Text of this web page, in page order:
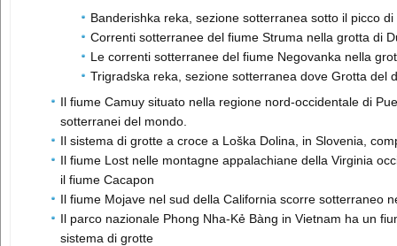
Banderishka reka, sezione sotterranea sotto il picco
Correnti sotterranee del fiume Struma nella grotta di
Le correnti sotterranee del fiume Negovanka nella
Trigradska reka, sezione sotterranea dove Grotta del
Il fiume Camuy situato nella regione nord-occidentale di
sotterranei del mondo.
Il sistema di grotte a croce a Loška Dolina, in Slovenia,
Il fiume Lost nelle montagne appalachiane della Virginia
il fiume Cacapon
Il fiume Mojave nel sud della California scorre sotterraneo
Il parco nazionale Phong Nha-Kẻ Bàng in Vietnam ha un
sistema di grotte